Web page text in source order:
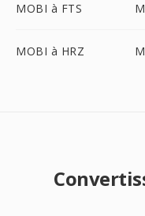
MOBI à FTS
MOBI à HRZ